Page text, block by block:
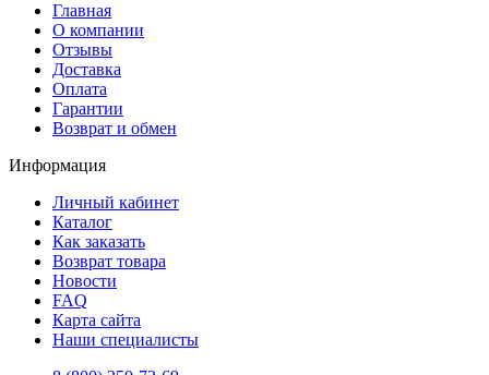
Главная
О компании
Отзывы
Доставка
Оплата
Гарантии
Возврат и обмен
Информация
Личный кабинет
Каталог
Как заказать
Возврат товара
Новости
FAQ
Карта сайта
Наши специалисты